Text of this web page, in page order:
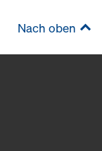
Nach oben